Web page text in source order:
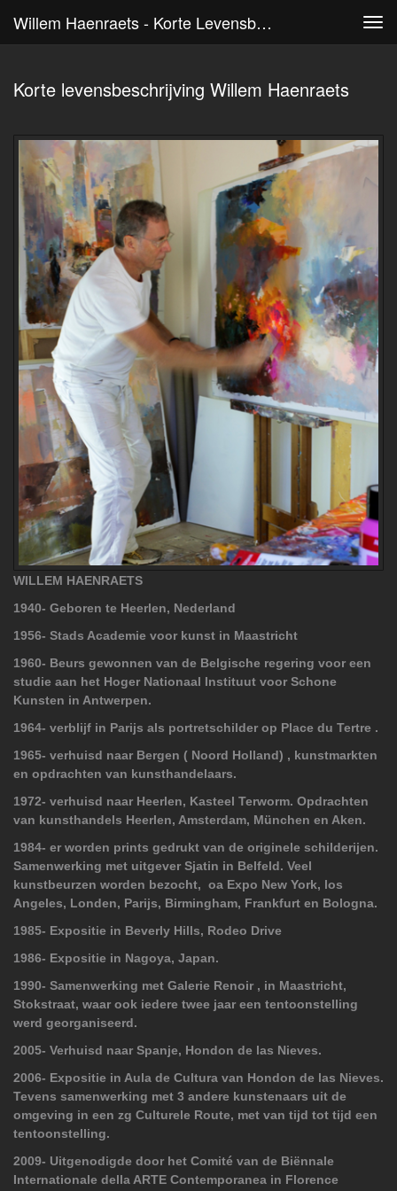
Willem Haenraets - Korte Levensbeschrijving Willem Haenraets
Korte levensbeschrijving Willem Haenraets
WILLEM HAENRAETS
1940- Geboren te Heerlen, Nederland
1956- Stads Academie voor kunst in Maastricht
1960- Beurs gewonnen van de Belgische regering voor een
studie aan het Hoger Nationaal Instituut voor Schone
Kunsten in Antwerpen.
1964- verblijf in Parijs als portretschilder op Place du Tertre .
1965- verhuisd naar Bergen ( Noord Holland) , kunstmarkten
en opdrachten van kunsthandelaars.
1972- verhuisd naar Heerlen, Kasteel Terworm. Opdrachten
van kunsthandels Heerlen, Amsterdam, München en Aken.
1984- er worden prints gedrukt van de originele schilderijen.
Samenwerking met uitgever Sjatin in Belfeld. Veel
kunstbeurzen worden bezocht, oa Expo New York, los
Angeles, Londen, Parijs, Birmingham, Frankfurt en Bologna.
1985- Expositie in Beverly Hills, Rodeo Drive
1986- Expositie in Nagoya, Japan.
1990- Samenwerking met Galerie Renoir , in Maastricht,
Stokstraat, waar ook iedere twee jaar een tentoonstelling
werd georganiseerd.
2005- Verhuisd naar Spanje, Hondon de las Nieves.
2006- Expositie in Aula de Cultura van Hondon de las Nieves.
Tevens samenwerking met 3 andere kunstenaars uit de
omgeving in een zg Culturele Route, met van tijd tot tijd een
tentoonstelling.
2009- Uitgenodigde door het Comité van de Biënnale
Internationale della ARTE Contemporanea in Florence